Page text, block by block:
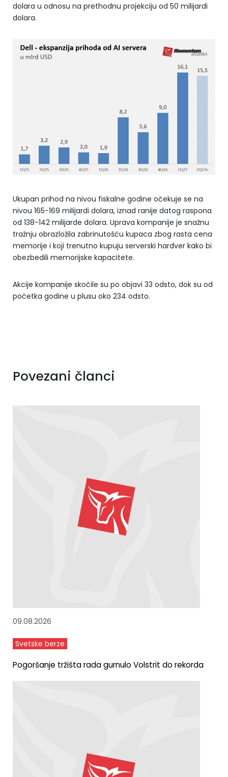
dolara u odnosu na prethodnu projekciju od 50 milijardi
dolara.
Ukupan prihod na nivou fiskalne godine očekuje se na
nivou 165-169 milijardi dolara, iznad ranije datog raspona
od 138-142 milijarde dolara. Uprava kompanije je snažnu
tražnju obrazložila zabrinutošću kupaca zbog rasta cena
memorije i koji trenutno kupuju serverski hardver kako bi
obezbedili memorijske kapacitete.
Akcije kompanije skočile su po objavi 33 odsto, dok su od
početka godine u plusu oko 234 odsto.
Povezani članci
09.08.2026
Svetske berze
Pogoršanje tržišta rada gurnulo Volstrit do rekorda